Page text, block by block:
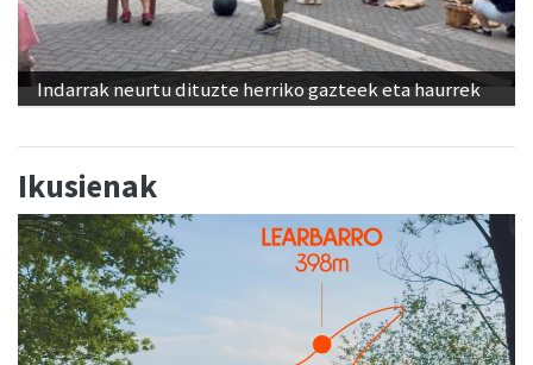
Indarrak neurtu dituzte herriko gazteek eta haurrek
Ikusienak